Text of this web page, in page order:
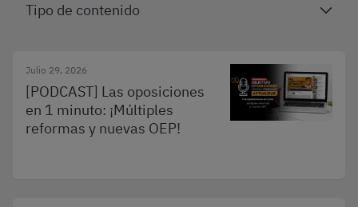
Tipo de contenido
Julio 29, 2026
[PODCAST] Las oposiciones
en 1 minuto: ¡Múltiples
reformas y nuevas OEP!